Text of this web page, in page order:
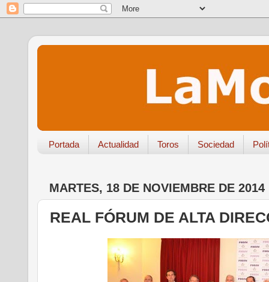
Portada Actualidad Toros Sociedad
MARTES, 18 DE NOVIEMBRE DE 2014
REAL FÓRUM DE ALTA